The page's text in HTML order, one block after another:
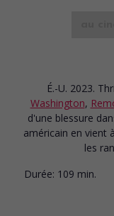
É.-U. 2023.
Washington,
d'une blessure
américain en vient
les
Durée: 109 min.